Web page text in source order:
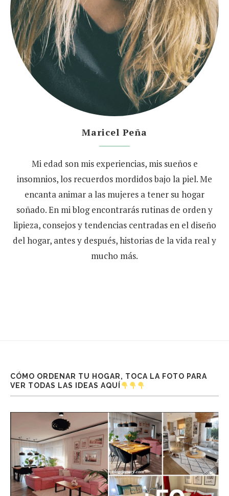
Maricel Peña
Mi edad son mis experiencias, mis sueños e
insomnios, los recuerdos mordidos bajo la piel. Me
encanta animar a las mujeres a tener su hogar
soñado. En mi blog encontrarás rutinas de orden y
lipieza, consejos y tendencias centradas en el diseño
del hogar, antes y después, historias de la vida real y
mucho más.
CÓMO ORDENAR TU HOGAR, TOCA LA FOTO PARA
VER TODAS LAS IDEAS AQUÍ